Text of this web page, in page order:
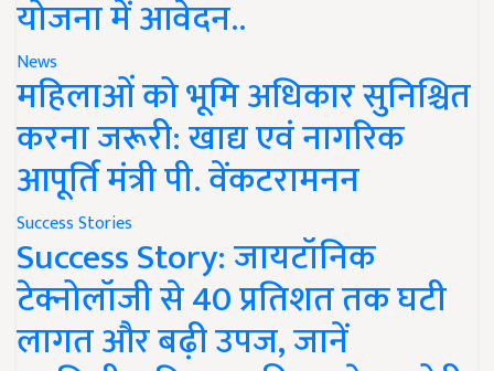
योजना में आवेदन..
News
महिलाओं को भूमि अधिकार सुनिश्चित
करना जरूरी: खाद्य एवं नागरिक
आपूर्ति मंत्री पी. वेंकटरामनन
Success Stories
Success Story: जायटॉनिक
टेक्नोलॉजी से 40 प्रतिशत तक घटी
लागत और बढ़ी उपज, जानें